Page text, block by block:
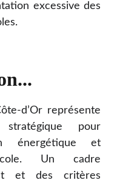
excessive des
d’Or représente
pour
énergétique et
Un cadre
et des critères